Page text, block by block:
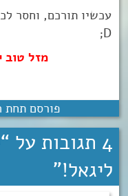
עכשיו תורכם, וחסר
D;
מזל טוב
פורסם תחת
4 תגובות על “
ליגאל!”